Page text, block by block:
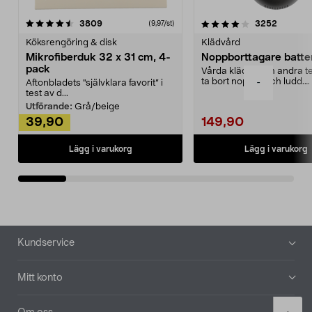
-
3809recensioner (9,97/st)
Köksrengöring & disk
Mikrofiberduk 32 x 31 cm, 4-
pack
Aftonbladets "självklara favorit” i
test av d...
Utförande: Grå/beige
39,90
Lägg i varukorg
4.0av 5 stjärnor 3252
Klädvård
Noppborttagare
Vårda kläder och andra
ta bort noppor och ludd.
149,90
Lägg i varukorg
4.5av 5 stjärnor
Sidfot
Kundservice
Mitt konto